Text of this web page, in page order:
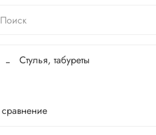
Стулья, табуреты